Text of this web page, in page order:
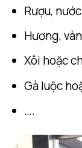
Rượu,
Hương,
Xôi hoặc
Gà luộc
….